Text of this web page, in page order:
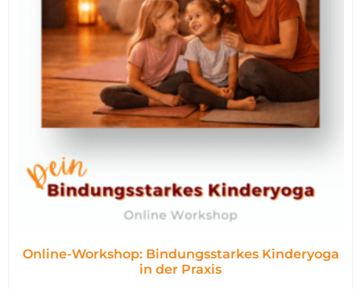
Online-Workshop: Bindungsstarkes Kinderyoga
in der Praxis